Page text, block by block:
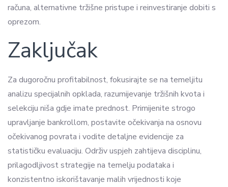
računa, alternativne tržišne pristupe i reinvestiranje dobiti s
oprezom.
Zaključak
Za dugoročnu profitabilnost, fokusirajte se na temeljitu
analizu specijalnih opklada, razumijevanje tržišnih kvota i
selekciju niša gdje imate prednost. Primijenite strogo
upravljanje bankrollom, postavite očekivanja na osnovu
očekivanog povrata i vodite detaljne evidencije za
statističku evaluaciju. Održiv uspjeh zahtijeva disciplinu,
prilagodljivost strategije na temelju podataka i
konzistentno iskorištavanje malih vrijednosti koje